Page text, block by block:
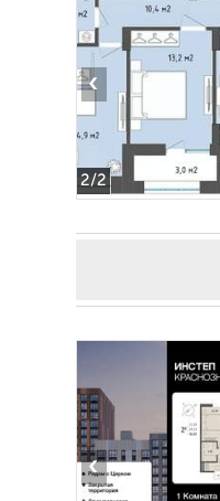
2/2
‹
‹